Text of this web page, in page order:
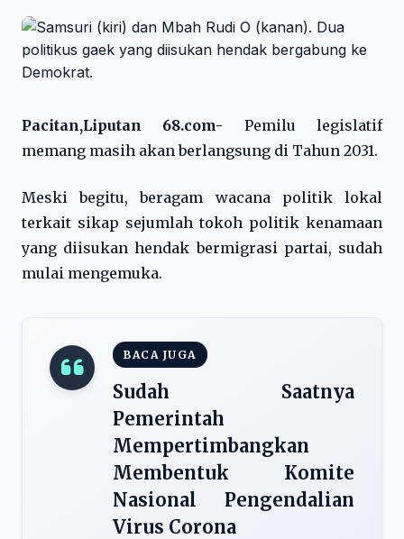
Pacitan,Liputan 68.com- Pemilu legislatif
memang masih akan berlangsung di Tahun 2031.
Meski begitu, beragam wacana politik lokal
terkait sikap sejumlah tokoh politik kenamaan
yang diisukan hendak bermigrasi partai, sudah
mulai mengemuka.
BACA JUGA
Sudah Saatnya
Pemerintah
Mempertimbangkan
Membentuk Komite
Nasional Pengendalian
Virus Corona